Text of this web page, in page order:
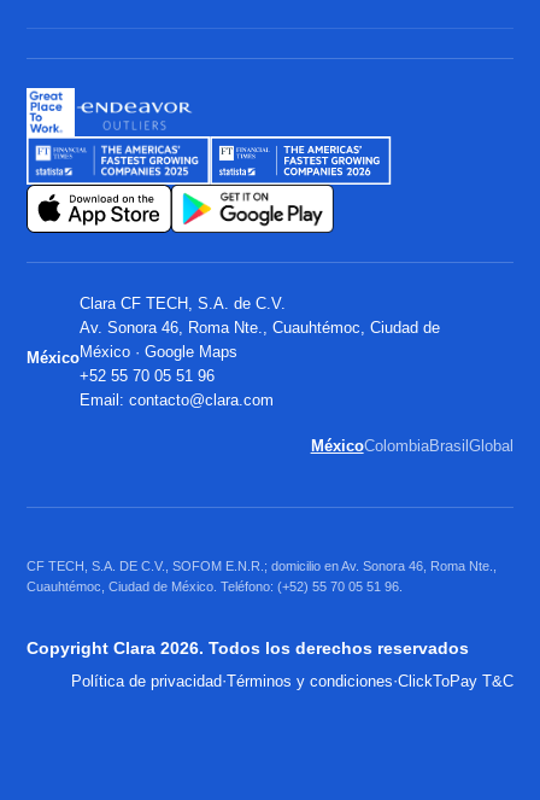
México
Clara CF TECH, S.A. de C.V.
Av. Sonora 46, Roma Nte., Cuauhtémoc, Ciudad de
México ·Google Maps
+52 55 70 05 51 96
Email:contacto@clara.com
MéxicoColombiaBrasil Global
CF TECH, S.A. DE C.V., SOFOM E.N.R.; domicilio en Av. Sonora 46, Roma Nte.,
Cuauhtémoc, Ciudad de México. Teléfono: (+52) 55 70 05 51 96.
Copyright Clara 2026. Todos los derechos reservados
Política de privacidad·Términos y condiciones·ClickToPay T&C